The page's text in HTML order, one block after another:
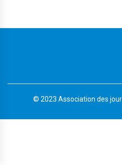
© 2023 Association des